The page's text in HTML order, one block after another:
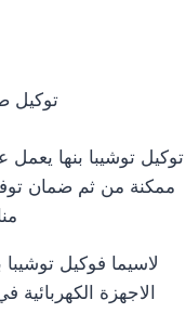
توكيل
توكيل توشيبا بنها
ممكنة من ثم ضمان
لاسيما فوكيل توشيبا
الاجهزة الكهربائية